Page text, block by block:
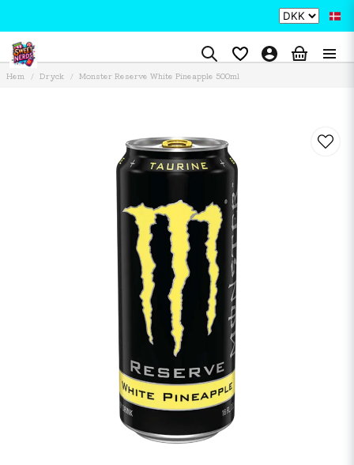
Hem Dryck Monster Reserve White Pineapple 500ml